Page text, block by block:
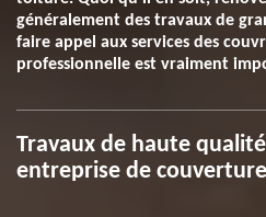
généralement des travaux de
faire appel aux services des
professionnelle est vraiment
Travaux de haute
entreprise de couverture